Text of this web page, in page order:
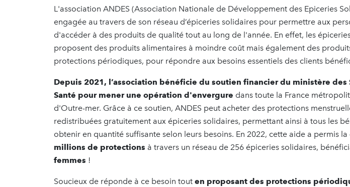
L'association ANDES (Association Nationale de Développement des Epiceries
engagée au travers de son réseau d’épiceries solidaires pour permettre aux
d'accéder à des produits de qualité tout au long de l'année. En effet, les
proposent des produits alimentaires à moindre coût mais également des
protections périodiques, pour répondre aux besoins essentiels des clients
Depuis 2021, l’association bénéficie du soutien financier du ministère
Santé pour mener une opération d'envergure dans toute la France
d'Outre-mer. Grâce à ce soutien, ANDES peut acheter des protections
redistribuées gratuitement aux épiceries solidaires, permettant ainsi à tous les
obtenir en quantité suffisante selon leurs besoins. En 2022, cette aide a permis
millions de protections à travers un réseau de 256 épiceries solidaires,
femmes !
Soucieux de réponde à ce besoin tout en proposant des protections